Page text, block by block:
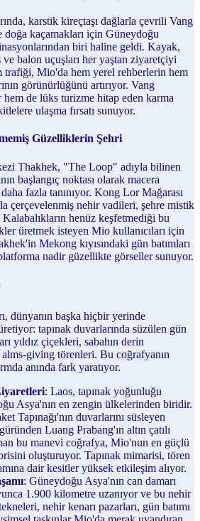
karstik kireçtaşı dağlarla çevrili Vang
doğa kaçamakları için Güneydoğu
biri haline geldi. Kayak,
balon uçuşları her yaştan ziyaretçiyi
Mio'da hem yerel rehberlerin hem
görünürlüğünü artırıyor. Vang
de lüks turizme hitap eden karma
ulaşma fırsatı sunuyor.
Güzelliklerin Şehri
Thakhek, "The Loop" adıyla bilinen
başlangıç noktası olarak macera
fazla tanınıyor. Kong Lor Mağarası
çerçevelenmiş nehir vadileri, şehre mistik
henüz keşfetmediği bu
üretmek isteyen Mio kullanıcıları için
Mekong kıyısındaki gün batımları
nadir güzellikte görseller sunuyor.
dünyanın başka hiçbir yerinde
tapınak duvarlarında süzülen gün
yıldız çiçekleri, sabahın derin
giving törenleri. Bu coğrafyanın
anında fark yaratıyor.
: Laos, tapınak yoğunluğu
Asya'nın en zengin ülkelerinden biridir.
Tapınağı'nın duvarlarını süsleyen
Luang Prabang'ın altın çatılı
bu manevi coğrafya, Mio'nun en güçlü
oluşturuyor. Tapınak mimarisi, tören
dair kesitler yüksek etkileşim alıyor.
: Güneydoğu Asya'nın can damarı
1.900 kilometre uzanıyor ve bu nehir
nehir kenarı pazarları, gün batımı